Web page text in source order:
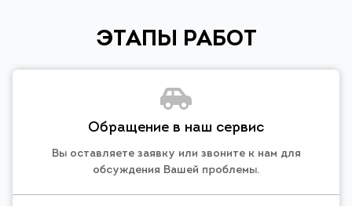
ЭТАПЫ РАБОТ
Обращение в наш сервис
Вы оставляете заявку или звоните к нам для
обсуждения Вашей проблемы.